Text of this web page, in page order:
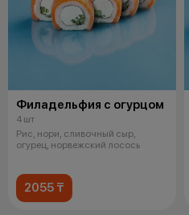
Филадельфия с огурцом
4 шт
Рис, нори, сливочный сыр,
огурец, норвежский лосось
2055 ₸